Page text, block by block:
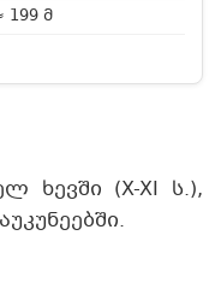
მ
ხევში (X-XI ს.),